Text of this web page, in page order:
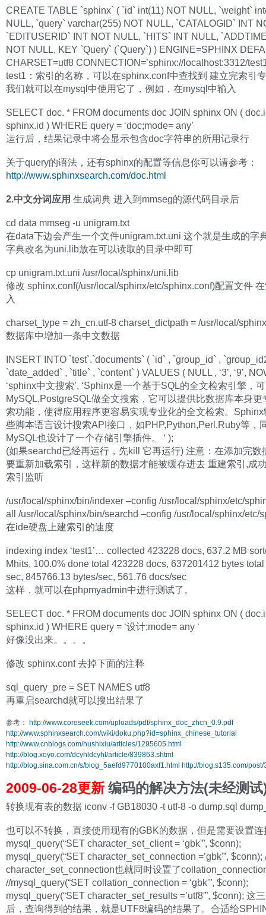
CREATE TABLE `sphinx` ( `id` int(11) NOT NULL, `weight`
NULL, `query` varchar(255) NOT NULL, `CATALOGID` INT
`EDITUSERID` INT NOT NULL, `HITS` INT NULL,
NOT NULL, KEY `Query` (`Query`) ) ENGINE=SPHINX
CHARSET=utf8 CONNECTION=’sphinx://localhost:3312/
test1：索引的名称，可以在sphinx.conf中查找到 建立完索引
我们就可以在mysql中使用它了，例如，在mysql中输入
SELECT doc. * FROM documents doc JOIN sphinx ON (
sphinx.id ) WHERE query = ‘doc;mode= any’
运行后，结果记录中将会显示包含doc字符串的所用记录行
关于query的语法，还有sphinx的配置等信息你可以请参考：
http://www.sphinxsearch.com/doc.html
2.中文分词应用 生成词典 进入到mmseg的源代码目录后
cd data mmseg -u unigram.txt
在data下边会产生一个文件unigram.txt.uni 这个就是生成的字
字典改名为uni.lib放在可以读取的目录中即可
cp unigram.txt.uni /usr/local/sphinx/uni.lib
修改 sphinx.conf(/usr/local/sphinx/etc/sphinx.conf)配置文件
入
charset_type = zh_cn.utf-8 charset_dictpath = /usr/local/
数据库中增加一条中文数据
INSERT INTO `test`.`documents` ( `id` , `group_id` ,
`date_added` , `title` , `content` ) VALUES ( NULL , ‘3’, ‘9’,
‘sphinx中文搜索’, ‘Sphinx是一个基于SQL的全文检索引擎，
MySQL,PostgreSQL做全文搜索，它可以提供比数据库本身更
索功能，使得应用程序更容易实现专业化的全文检索。
些脚本语言设计搜索API接口，如PHP,Python,Perl,Ruby等，
MySQL也设计了一个存储引擎插件。 ‘ );
(如果searchd已经再运行，先kill 它再运行) 注意：在添加完数
要重新加载索引，这样新的数据才能被缓存进去 重建索引,成
索引监听
/usr/local/sphinx/bin/indexer –config /usr/local/sphinx/etc/
all /usr/local/sphinx/bin/searchd –config /usr/local/sphinx/etc/
在ide硬盘上建索引的速度
indexing index ‘test1’… collected 423228 docs, 637.2 MB
Mhits, 100.0% done total 423228 docs, 637201412 bytes
sec, 845766.13 bytes/sec, 561.76 docs/sec
这样，就可以在phpmyadmin中进行测试了。
SELECT doc. * FROM documents doc JOIN sphinx ON (
sphinx.id ) WHERE query = ‘设计;mode= any ‘
好像没出来。。。。
修改 sphinx.conf 去掉下面的注释
sql_query_pre = SET NAMES utf8
再重启searchd就可以搜出结果了
参考： http://www.coreseek.com/uploads/pdf/sphinx_doc_zhcn_0.9.pdf
http://www.sphinxsearch.com/wiki/doku.php?id=sphinx_chinese_tutorial
http://www.cnblogs.com/hushixiu/articles/1295605.html
http://blog.xoyo.com/dcyhldcyhl/article/839863.shtml
http://blog.sina.com.cn/s/blog_5aefd9770100axf1.html http://blog.s135.com/post/
2009-06-28更新 编码的解决方法(未经测试
转换现有表的数据 iconv -f GB18030 -t utf-8 -o dump.sql
也可以不转换，直接使用现有的GBK的数据，但是需要设置连
mysql_query(“SET character_set_client = ‘gbk'”, $conn);
mysql_query(“SET character_set_connection =’gbk'”, $conn);
character_set_connection也就同时设置了
//mysql_query(“SET collation_connection = ‘gbk'”, $conn);
mysql_query(“SET character_set_results =’utf8′”, $conn); 这
后，查询得到的结果，就是UTF8编码的结果了。合适给